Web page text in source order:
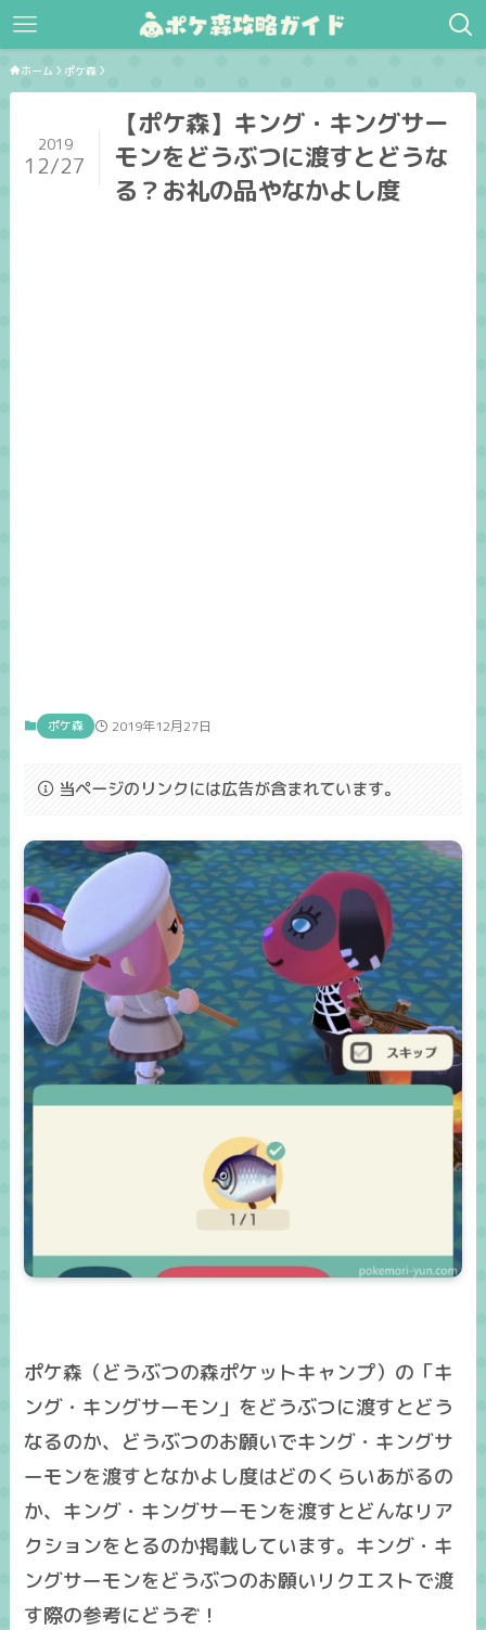
ホーム ポケ森
【ポケ森】キング・キングサー
モンをどうぶつに渡すとどうな
る？お礼の品やなかよし度
2019
12/27
ポケ森 2019年12月27日
当ページのリンクには広告が含まれています。
ポケ森（どうぶつの森ポケットキャンプ）の「キ
ング・キングサーモン」をどうぶつに渡すとどう
なるのか、どうぶつのお願いでキング・キングサ
ーモンを渡すとなかよし度はどのくらいあがるの
か、キング・キングサーモンを渡すとどんなリア
クションをとるのか掲載しています。キング・キ
ングサーモンをどうぶつのお願いリクエストで渡
す際の参考にどうぞ！